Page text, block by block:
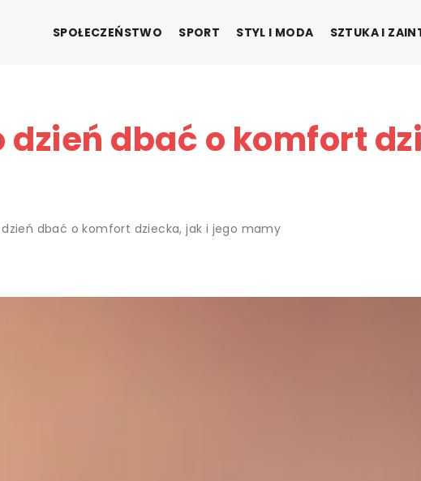
SPOŁECZEŃSTWO SPORT STYL I MODA SZTUKA I
dzień dbać o komfort
dbać o komfort dziecka, jak i jego mamy